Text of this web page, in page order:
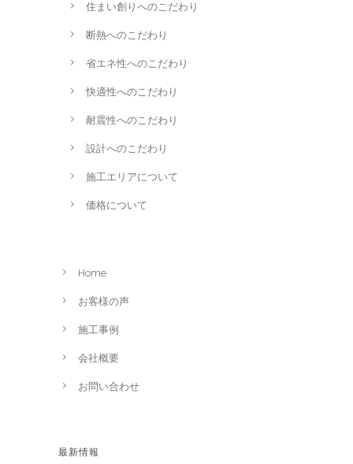
住まい創りへのこだわり
断熱へのこだわり
省エネ性へのこだわり
快適性へのこだわり
耐震性へのこだわり
設計へのこだわり
施工エリアについて
価格について
Home
お客様の声
施工事例
会社概要
お問い合わせ
最新情報